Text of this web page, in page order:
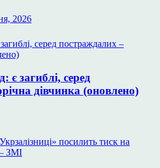
2026
є загиблі, серед
дівчинка (оновлено)